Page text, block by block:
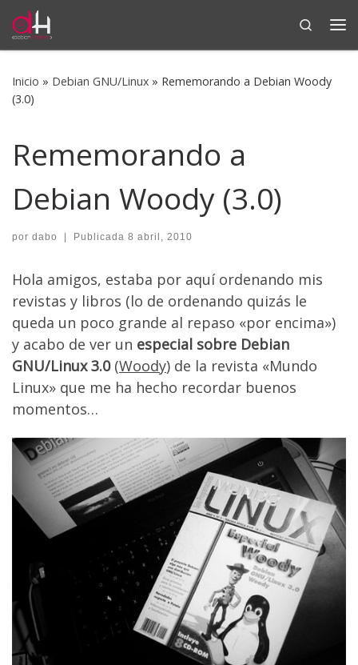
Saltar al contenido
Search
Inicio » Debian GNU/Linux » Rememorando a Debian Woody
(3.0)
Rememorando a
Debian Woody (3.0)
por dabo | Publicada 8 abril, 2010
Hola amigos, estaba por aquí ordenando mis
revistas y libros (lo de ordenando quizás le
queda un poco grande al repaso «por encima»)
y acabo de ver un especial sobre Debian
GNU/Linux 3.0(Woody) de la revista «Mundo
Linux» que me ha hecho recordar buenos
momentos…